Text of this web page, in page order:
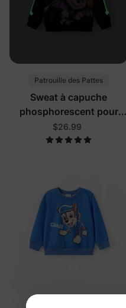
Patrouille des Pattes
Sweat à capuche
phosphorescent pour
petite fille de la Pat'
Patrouille, motif Skye,
$26.99